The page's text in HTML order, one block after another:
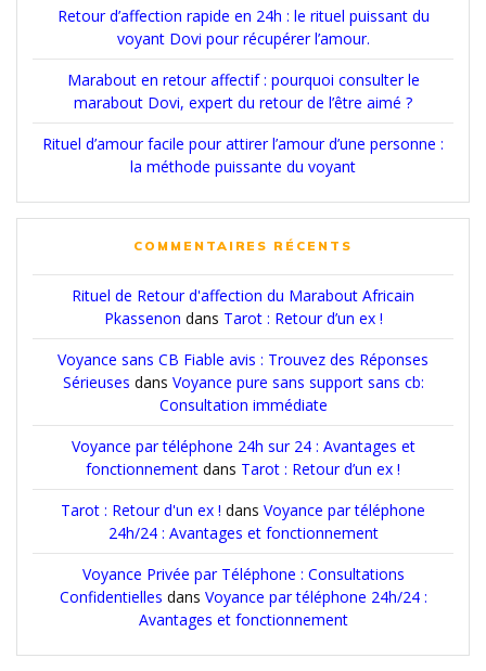
Retour d’affection rapide en 24h : le rituel puissant du
voyant Dovi pour récupérer l’amour.
Marabout en retour affectif : pourquoi consulter le
marabout Dovi, expert du retour de l’être aimé ?
Rituel d’amour facile pour attirer l’amour d’une personne :
la méthode puissante du voyant
COMMENTAIRES RÉCENTS
Rituel de Retour d'affection du Marabout Africain
Pkassenon dans Tarot : Retour d’un ex !
Voyance sans CB Fiable avis : Trouvez des Réponses
Sérieuses dans Voyance pure sans support sans cb:
Consultation immédiate
Voyance par téléphone 24h sur 24 : Avantages et
fonctionnement dans Tarot : Retour d’un ex !
Tarot : Retour d'un ex ! dans Voyance par téléphone
24h/24 : Avantages et fonctionnement
Voyance Privée par Téléphone : Consultations
Confidentielles dans Voyance par téléphone 24h/24 :
Avantages et fonctionnement